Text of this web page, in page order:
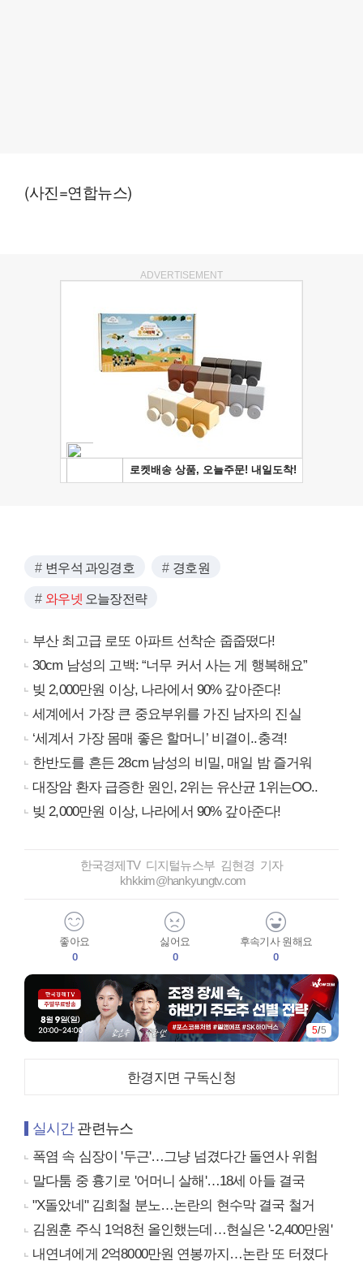
(사진=연합뉴스)
ADVERTISEMENT
변우석 과잉경호 경호원
와우넷 오늘장전략
부산 최고급 로또 아파트 선착순 줍줍떴다!
30cm 남성의 고백: “너무 커서 사는 게 행복해요”
빚 2,000만원 이상, 나라에서 90% 갚아준다!
세계에서 가장 큰 중요부위를 가진 남자의 진실
‘세계서 가장 몸매 좋은 할머니’ 비결이..충격!
한반도를 흔든 28cm 남성의 비밀, 매일 밤 즐거워
대장암 환자 급증한 원인, 2위는 유산균 1위는OO..
빚 2,000만원 이상, 나라에서 90% 갚아준다!
한국경제TV 디지털뉴스부 김현경 기자
khkkim@hankyungtv.com
좋아요
0
싫어요
0
후속기사 원해요
0
5/5
한경지면 구독신청
실시간관련뉴스
폭염 속 심장이 '두근'…그냥 넘겼다간 돌연사 위험
말다툼 중 흉기로 '어머니 살해'…18세 아들 결국
"X돌았네" 김희철 분노…논란의 현수막 결국 철거
김원훈 주식 1억8천 올인했는데…현실은 '-2,400만원'
내연녀에게 2억8000만원 연봉까지…논란 또 터졌다